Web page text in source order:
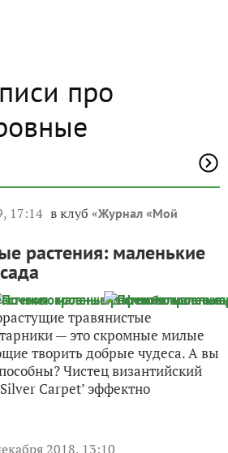
про
17:14 в клуб «Журнал «Мой
растения: маленькие
травянистые
— это скромные милые
творить добрые чудеса. А вы
Чистец византийский
Carpet’ эффектно
2018, 13:10